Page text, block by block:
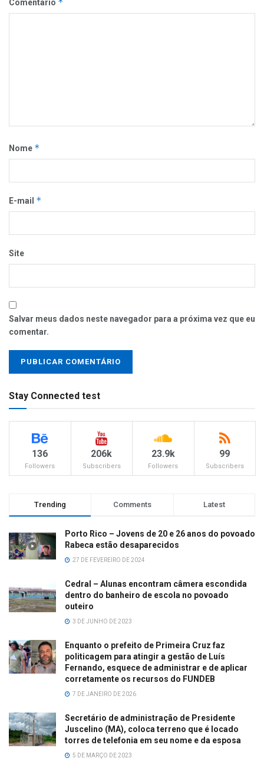
Comentário
Nome *
E-mail *
Site
Salvar meus dados neste navegador para a próxima vez que eu
comentar.
Stay Connected test
136
Followers
206k
Subscribers
23.9k
Followers
99
Subscribers
Trending Comments Latest
Porto Rico – Jovens de 20 e 26 anos do povoado
Rabeca estão desaparecidos
27 DE FEVEREIRO DE 2024
Cedral – Alunas encontram câmera escondida
dentro do banheiro de escola no povoado
outeiro
3 DE JUNHO DE 2023
Enquanto o prefeito de Primeira Cruz faz
politicagem para atingir a gestão de Luís
Fernando, esquece de administrar e de aplicar
corretamente os recursos do FUNDEB
7 DE JANEIRO DE 2026
Secretário de administração de Presidente
Juscelino (MA), coloca terreno que é locado
torres de telefonia em seu nome e da esposa
5 DE MARÇO DE 2023